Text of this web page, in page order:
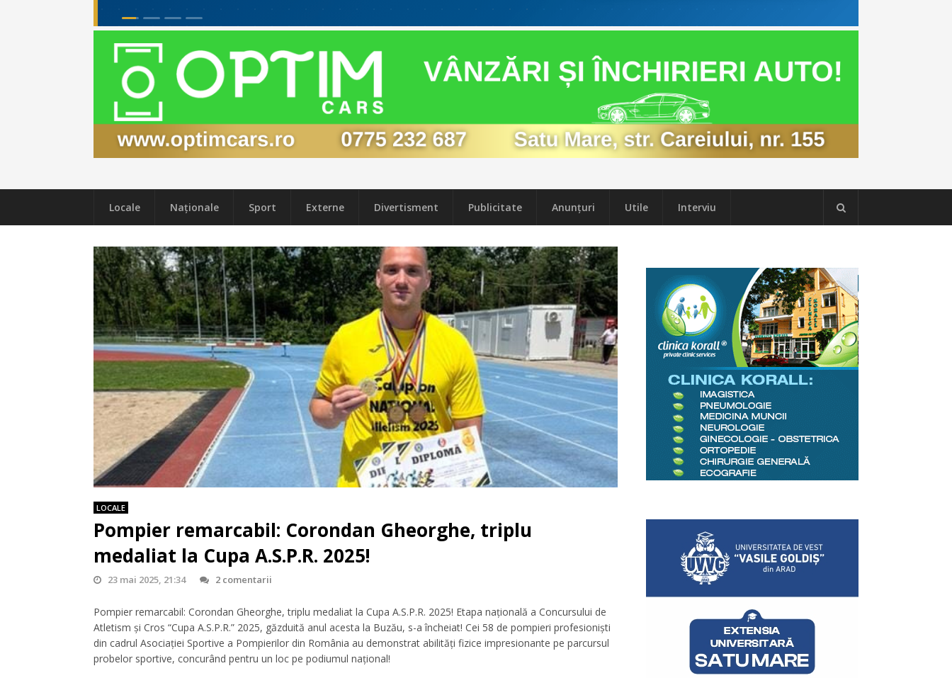
Locale Naţionale Sport Externe Divertisment Publicitate Anunțuri Utile Interviu
LOCALE
Pompier remarcabil: Corondan Gheorghe, triplu
medaliat la Cupa A.S.P.R. 2025!
23 mai 2025, 21:34 2 comentarii
Pompier remarcabil: Corondan Gheorghe, triplu medaliat la Cupa A.S.P.R. 2025! Etapa națională a Concursului de
Atletism și Cros “Cupa A.S.P.R.” 2025, găzduită anul acesta la Buzău, s-a încheiat! Cei 58 de pompieri profesioniști
din cadrul Asociației Sportive a Pompierilor din România au demonstrat abilități fizice impresionante pe parcursul
probelor sportive, concurând pentru un loc pe podiumul național!